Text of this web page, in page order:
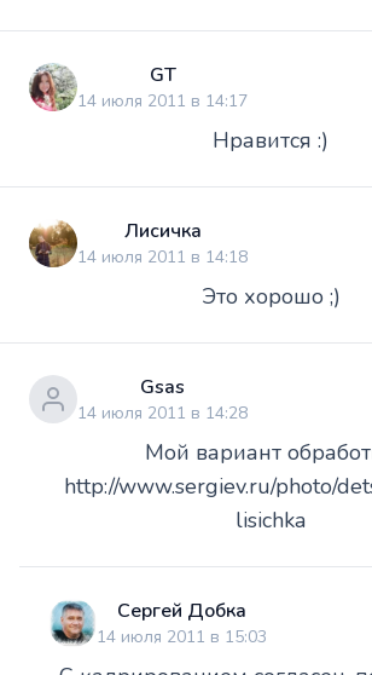
GT
14 июля 2011 в 14:17
Нравится :)
Лисичка
14 июля 2011 в 14:18
Это хорошо ;)
Gsas
14 июля 2011 в 14:28
Мой вариант
http://www.sergiev.ru/photo/
lisichka
Сергей Добка
14 июля 2011 в 15:03